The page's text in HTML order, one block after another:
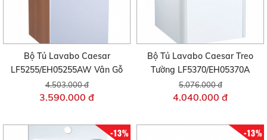
Bộ Tủ Lavabo Caesar
LF5255/EH05255AW Vân Gỗ
4.503.000 đ
3.590.000 đ
Bộ Tủ Lavabo Caesar Treo
Tường LF5370/EH05370A
5.076.000 đ
4.040.000 đ
-13% -13%